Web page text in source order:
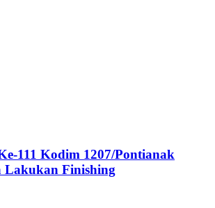
111 Kodim 1207/Pontianak
Lakukan Finishing